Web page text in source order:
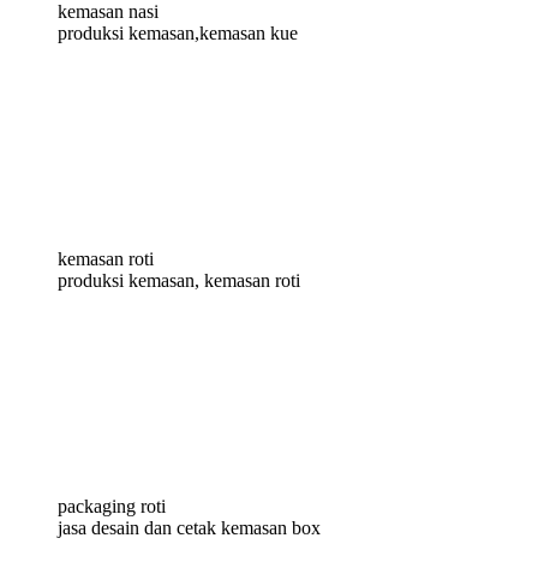
kemasan nasi
produksi kemasan,kemasan kue
kemasan roti
produksi kemasan, kemasan roti
packaging roti
jasa desain dan cetak kemasan box